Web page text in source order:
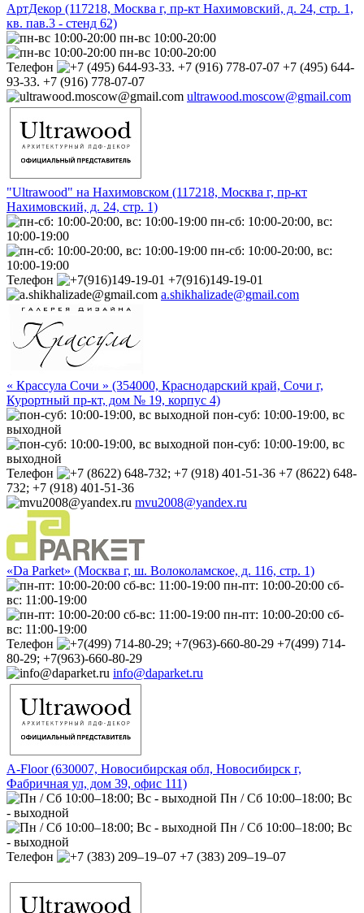
АртДекор (117218, Москва г, пр-кт Нахимовский, д. 24, стр. 1,
кв. пав.3 - стенд 62)
пн-вс 10:00-20:00
пн-вс 10:00-20:00
Телефон
+7 (495) 644-
93-33. +7 (916) 778-07-07
ultrawood.moscow@gmail.com
"Ultrawood" на Нахимовском (117218, Москва г, пр-кт
Нахимовский, д. 24, стр. 1)
пн-сб: 10:00-20:00, вс:
10:00-19:00
пн-сб: 10:00-20:00, вс:
10:00-19:00
Телефон
+7(916)149-19-01
a.shikhalizade@gmail.com
« Крассула Сочи » (354000, Краснодарский край, Сочи г,
Курортный пр-кт, дом № 19, корпус 4)
пон-суб: 10:00-19:00, вс
выходной
пон-суб: 10:00-19:00, вс
выходной
Телефон
+7 (8622) 648-
732; +7 (918) 401-51-36
mvu2008@yandex.ru
«Da Parket» (Москва г, ш. Волоколамское, д. 116, стр. 1)
пн-пт: 10:00-20:00 сб-
вс: 11:00-19:00
пн-пт: 10:00-20:00 сб-
вс: 11:00-19:00
Телефон
+7(499) 714-
80-29; +7(963)-660-80-29
info@daparket.ru
A-Floor (630007, Новосибирская обл, Новосибирск г,
Фабричная ул, дом 39, офис 111)
Пн / Сб 10:00–18:00; Вс
- выходной
Пн / Сб 10:00–18:00; Вс
- выходной
Телефон
+7 (383) 209‒19‒07